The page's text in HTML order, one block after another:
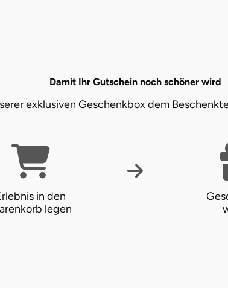
Damit Ihr Gutschein noch schöner wird
exklusiven Geschenkbox dem
in den
legen